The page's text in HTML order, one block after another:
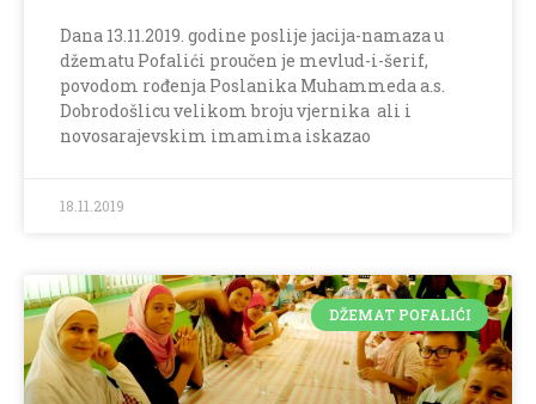
Dana 13.11.2019. godine poslije jacija-namaza u
džematu Pofalići proučen je mevlud-i-šerif,
povodom rođenja Poslanika Muhammeda a.s.
Dobrodošlicu velikom broju vjernika ali i
novosarajevskim imamima iskazao
18.11.2019
DŽEMAT POFALIĆI